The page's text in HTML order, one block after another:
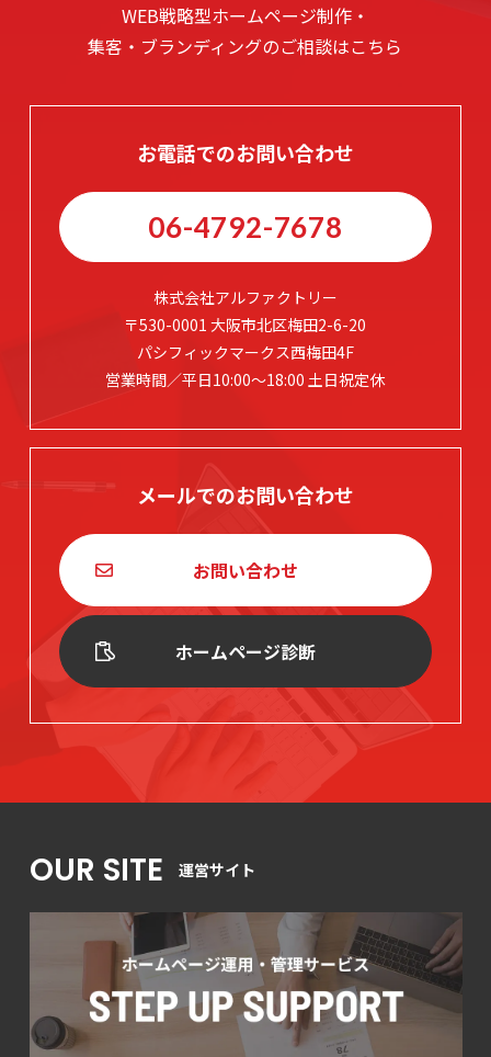
WEB戦略型ホームページ制作・
集客・ブランディングのご相談はこちら
お電話でのお問い合わせ
06-4792-7678
株式会社アルファクトリー
〒530-0001 大阪市北区梅田2-6-20
パシフィックマークス西梅田4F
営業時間／平日10:00～18:00 土日祝定休
メールでのお問い合わせ
お問い合わせ
ホームページ診断
OUR SITE 運営サイト